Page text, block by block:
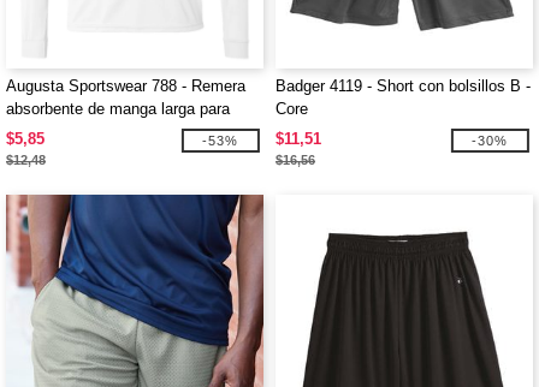
Augusta Sportswear 788 - Remera
absorbente de manga larga para
adultos
$5,85
$12,48
-53%
Badger 4119 - Short con bolsillos B -
Core
$11,51
$16,56
-30%